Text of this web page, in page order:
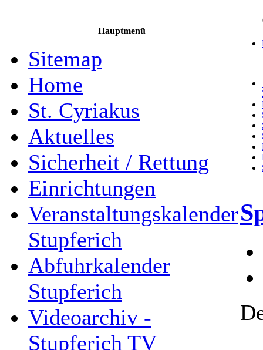
Hauptmenü
Sitemap
Home
St. Cyriakus
Aktuelles
Sicherheit / Rettung
Einrichtungen
Veranstaltungskalender
Stupferich
Abfuhrkalender
Stupferich
Videoarchiv -
Stupferich TV